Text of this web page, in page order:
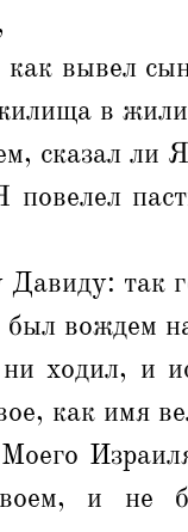
вывел
в
сказал ли
повелел
так
был вождем
ходил, и
как имя
и не